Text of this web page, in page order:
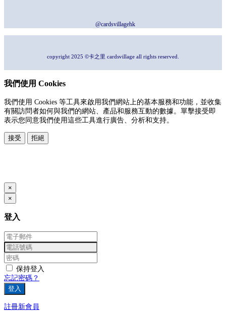
@cardsvillagehk
copyright 2025 ©卡之里 cardsvillage all rights reserved.
我們使用 Cookies
我們使用 Cookies 等工具來啟用我們網站上的基本服務和功能，並收集
有關訪問者如何與我們的網站、產品和服務互動的數據。單擊接受即
表示您同意我們使用這些工具進行廣告、分析和支持。
接受 拒絕
×
×
登入
保持登入
忘記密碼？
登入
註冊新會員